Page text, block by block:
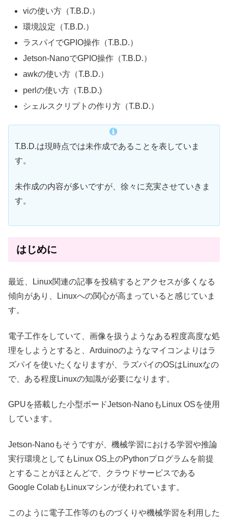
viの使い方（T.B.D.）
環境設定（T.B.D.）
ラスパイでGPIO操作（T.B.D.）
Jetson-NanoでGPIO操作（T.B.D.）
awkの使い方（T.B.D.）
perlの使い方（T.B.D.)
シェルスクリプトの作り方（T.B.D.）
T.B.D.は現時点では未作成であることを表していま
す。
未作成の内容が多いですが、徐々に充実させていきま
す。
はじめに
最近、Linux関連の記事を投稿するとアクセスが多くなる
傾向があり、Linuxへの関心が高まっていると感じていま
す。
電子工作をしていて、画像を扱うようなある程度高度な処
理をしようとすると、Arduinoのようなマイコンよりはラ
ズパイを使いたくなりますが、ラズパイのOSはLinuxなの
で、ある程度Linuxの知識が必要になります。
GPUを搭載した小型ボードJetson-NanoもLinux OSを使用
しています。
Jetson-Nanoもそうですが、機械学習における学習や推論
実行環境としてもLinux OS上のPythonプログラムを前提
とすることがほとんどで、クラウドサービスである
Google ColabもLinuxマシンが使われています。
このように電子工作等のものづくりや機械学習を利用した